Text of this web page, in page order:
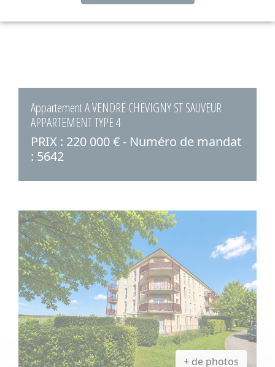
Appartement A VENDRE CHEVIGNY ST SAUVEUR
APPARTEMENT TYPE 4
PRIX : 220 000 € - Numéro de mandat
: 5642
+ de photos